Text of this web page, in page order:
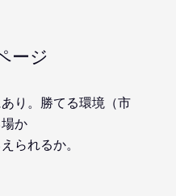
ージ
り。勝てる環境（市
か
られるか。